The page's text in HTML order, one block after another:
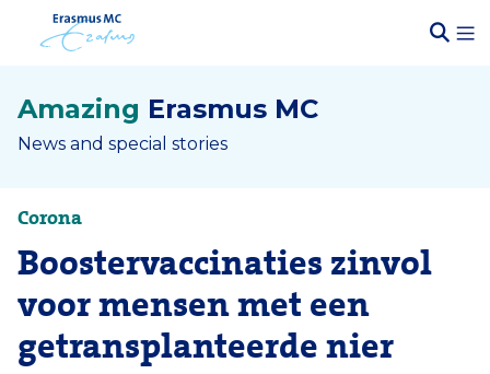
Amazing Erasmus MC
News and special stories
Corona
Boostervaccinaties zinvol
voor mensen met een
getransplanteerde nier